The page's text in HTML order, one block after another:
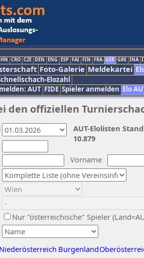
CRO CZE DEN ENG ESP FAI FIN FRA GER GRE INA
Foto-Galerie Meldekartei
Elozahl
AUT FIDE Spieler anmelden Elo
den offiziellen
Vorname
Nur "österreichische" Spieler
Niederösterreich Burgenland
AUT-Elolisten
10.879